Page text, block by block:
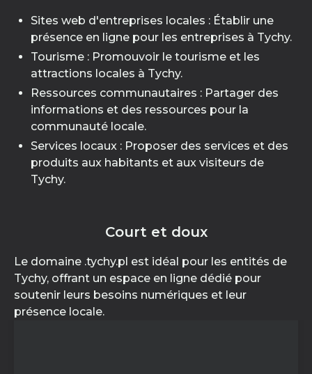
Sites web d'entreprises locales : Établir une
présence en ligne pour les entreprises à Tychy.
Tourisme : Promouvoir le tourisme et les
attractions locales à Tychy.
Ressources communautaires : Partager des
informations et des ressources pour la
communauté locale.
Services locaux : Proposer des services et des
produits aux habitants et aux visiteurs de
Tychy.
Court et doux
Le domaine .tychy.pl est idéal pour les entités de
Tychy, offrant un espace en ligne dédié pour
soutenir leurs besoins numériques et leur
présence locale.